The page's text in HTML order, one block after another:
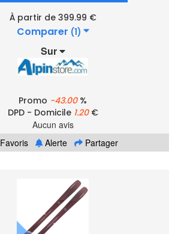
À partir de 399.99 €
Comparer (1)
Sur
Promo -43.00%
DPD - Domicile 1.20€
Aucun avis
Favoris
Alerte Partager